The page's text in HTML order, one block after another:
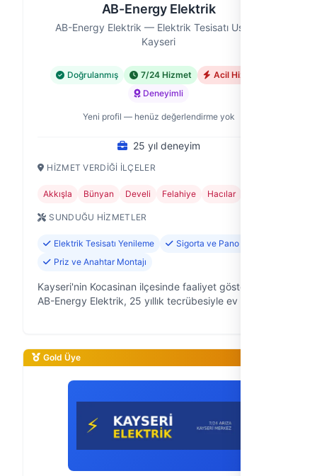
AB-Energy Elektrik
AB-Energy Elektrik — Elektrik Tesisatı Ustası,
Kayseri
Doğrulanmış 7/24 Hizmet
Acil Hizmet
Deneyimli
Yeni profil — henüz değerlendirme yok
25 yıl deneyim
HIZMET VERDIĞI İLÇELER
Akkışla Bünyan Develi Felahiye Hacılar
SUNDUĞU HIZMETLER
Elektrik Tesisatı Yenileme
Sigorta ve Pano Tamiri
Priz ve Anahtar Montajı
Kayseri'nin Kocasinan ilçesinde faaliyet gösteren
AB-Energy Elektrik, 25 yıllık tecrübesiyle ev ve iş
Gold Üye